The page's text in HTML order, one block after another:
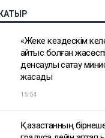
«Жеке кездескім
қайтыс болған
денсаулық сақтау
жасады
15:54
Қазақстанның